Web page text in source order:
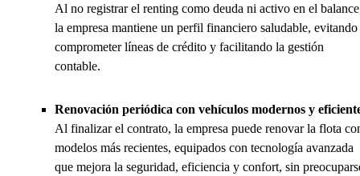
Al no registrar el renting como deuda ni activo en el
la empresa mantiene un perfil financiero saludable, evitando
comprometer líneas de crédito y facilitando la gestión
contable.
Renovación periódica con vehículos modernos y
Al finalizar el contrato, la empresa puede renovar la flota
modelos más recientes, equipados con tecnología avanzada
que mejora la seguridad, eficiencia y confort, sin